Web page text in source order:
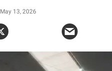
May 13, 2026